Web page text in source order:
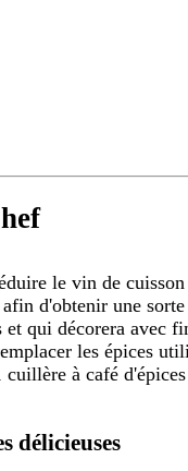
le vin de
d'obtenir une
et qui décorera avec
les épices
cuillère à café
délicieuses